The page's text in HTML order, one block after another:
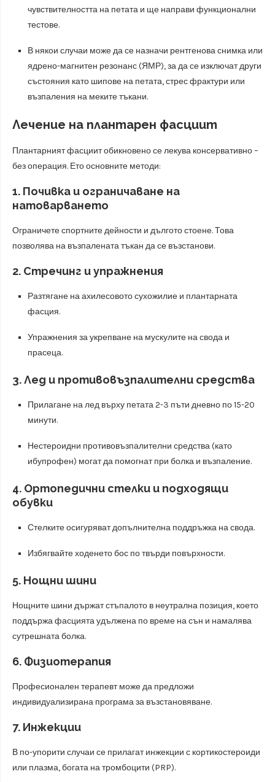
чувствителността на петата и ще направи функционални
тестове.
В някои случаи може да се назначи рентгенова снимка или
ядрено-магнитен резонанс (ЯМР), за да се изключат други
състояния като шипове на петата, стрес фрактури или
възпаления на меките тъкани.
Лечение на плантарен фасциит
Плантарният фасциит обикновено се лекува консервативно –
без операция. Ето основните методи:
1. Почивка и ограничаване на
натоварването
Ограничете спортните дейности и дългото стоене. Това
позволява на възпалената тъкан да се възстанови.
2. Стречинг и упражнения
Разтягане на ахилесовото сухожилие и плантарната
фасция.
Упражнения за укрепване на мускулите на свода и
прасеца.
3.Лед и противовъзпалителни средства
Прилагане на лед върху петата 2-3 пъти дневно по 15-20
минути.
Нестероидни противовъзпалителни средства (като
ибупрофен) могат да помогнат при болка и възпаление.
4. Ортопедични стелки и подходящи
обувки
Стелките осигуряват допълнителна поддръжка на свода.
Избягвайте ходенето бос по твърди повърхности.
5. Нощни шини
Нощните шини държат стъпалото в неутрална позиция, което
поддържа фасцията удължена по време на сън и намалява
сутрешната болка.
6. Физиотерапия
Професионален терапевт може да предложи
индивидуализирана програма за възстановяване.
7. Инжекции
В по-упорити случаи се прилагат инжекции с кортикостероиди
или плазма, богата на тромбоцити (PRP).